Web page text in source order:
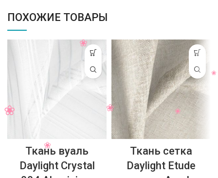
ПОХОЖИЕ ТОВАРЫ
Ткань вуаль
Daylight Crystal
Ткань сетка
Daylight Etude